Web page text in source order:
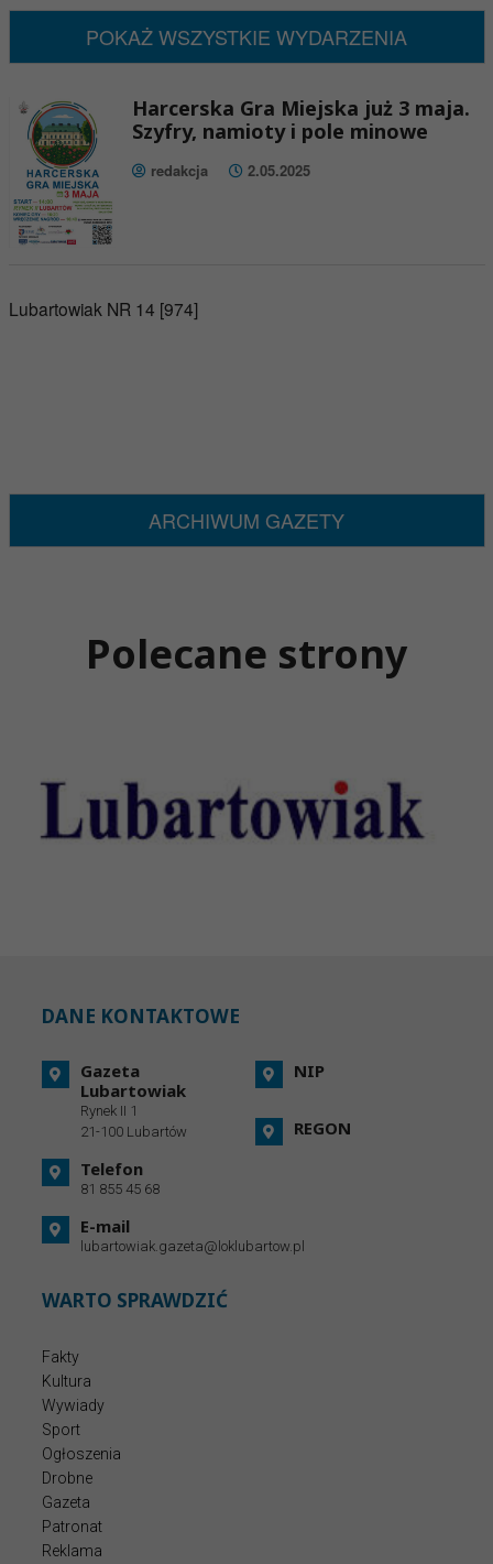
POKAŻ WSZYSTKIE WYDARZENIA
Harcerska Gra Miejska już 3 maja.
Szyfry, namioty i pole minowe
redakcja 2.05.2025
Lubartowiak NR 14 [974]
ARCHIWUM GAZETY
Polecane strony
DANE KONTAKTOWE
Gazeta
Lubartowiak
Rynek II 1
21-100 Lubartów
Telefon
81 855 45 68
E-mail
lubartowiak.gazeta@loklubartow.pl
NIP
REGON
WARTO SPRAWDZIĆ
Fakty
Kultura
Wywiady
Sport
Ogłoszenia
Drobne
Gazeta
Patronat
Reklama